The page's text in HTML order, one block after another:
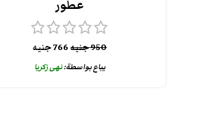
عطور
950جنيه 766جنيه
يباع بواسطة:نهى زكريا